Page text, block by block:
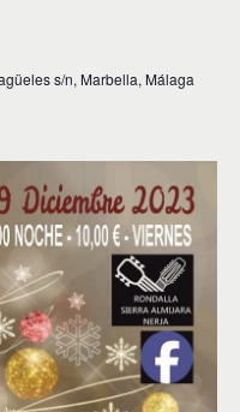
s/n, Marbella, Málaga